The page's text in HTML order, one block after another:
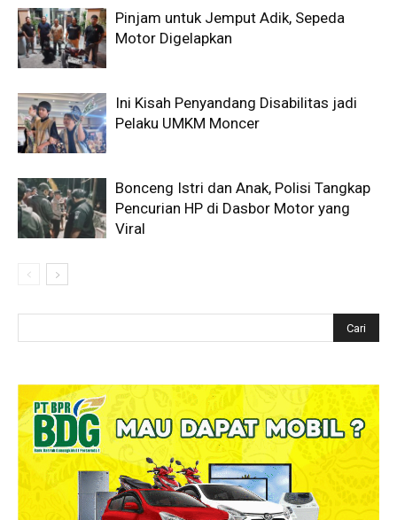
Pinjam untuk Jemput Adik, Sepeda
Motor Digelapkan
Ini Kisah Penyandang Disabilitas jadi
Pelaku UMKM Moncer
Bonceng Istri dan Anak, Polisi Tangkap
Pencurian HP di Dasbor Motor yang
Viral